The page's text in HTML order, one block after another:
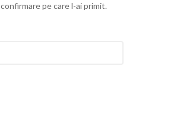
pe care l-ai primit.